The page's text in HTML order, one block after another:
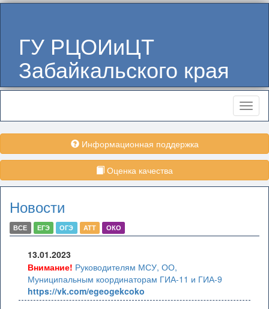
ГУ РЦОИиЦТ
Забайкальского края
Меню
Информационная поддержка
Оценка качества
Новости
ВСЕ ЕГЭ ОГЭ АТТ ОКО
13.01.2023
Внимание! Руководителям МСУ, ОО,
Муниципальным координаторам ГИА-11 и ГИА-9
https://vk.com/egeogekcoko